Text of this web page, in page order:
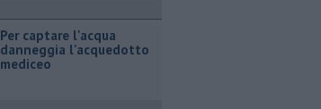
Per captare l'acqua
danneggia l'acquedotto
mediceo